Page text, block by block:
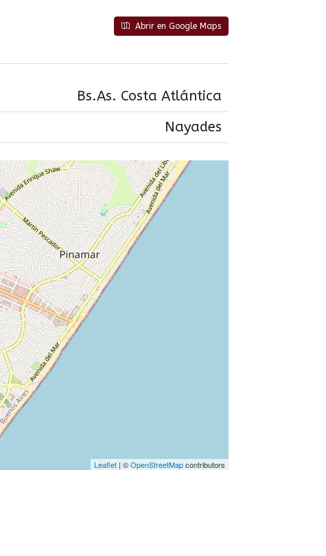
Abrir en Google Maps
Bs.As. Costa Atlántica
Nayades
Leaflet | ©OpenStreetMapcontributors